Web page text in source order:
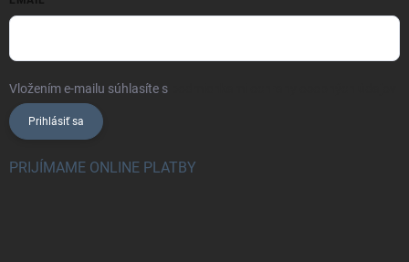
Vložením e-mailu súhlasíte s
Prihlásiť sa
PRIJÍMAME ONLINE PLATBY